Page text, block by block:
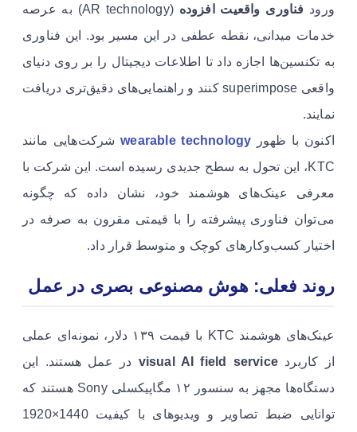
ورود فناوری واقعیت افزوده
(AR technology) به عرصه
خدمات میدانی، نقطه عطفی در این مسیر بود. این فناوری
به تکنسین‌ها اجازه داد تا اطلاعات دیجیتال را بر روی دنیای
واقعی superimpose کنند و راهنمایی‌های دقیق‌تری دریافت
نمایند.
اکنون با ظهور wearable technologyشرکت‌هایی مانند
KTC، این تحول به سطح جدیدی رسیده است. این شرکت با
معرفی عینک‌های هوشمند خود، نشان داده که چگونه
می‌توان فناوری پیشرفته را با قیمتی مقرون به صرفه در
اختیار کسب‌وکارهای کوچک و متوسط قرار داد.
روند فعلی: هوش مصنوعی بصری در عمل
عینک‌های هوشمند KTC با قیمت ۱۳۹ دلار، نمونه‌ای عملی
از کاربرد visual AI field service در عمل هستند. این
دستگاه‌ها مجهز به سنسور ۱۲ مگاپیکسلی Sony هستند که
توانایی ضبط تصاویر و ویدیوهای با کیفیت 1440×1920